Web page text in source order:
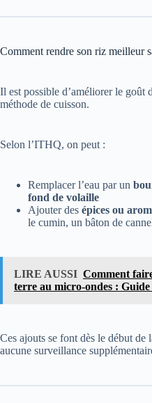
Comment rendre son riz meilleur
Il est possible d’améliorer le goût
méthode de cuisson.
Selon l’ITHQ, on peut :
Remplacer l’eau par un
fond de volaille
Ajouter des épices ou
le cumin, un bâton de
LIRE AUSSI Comment
terre au micro-ondes :
Ces ajouts se font dès le début de
aucune surveillance